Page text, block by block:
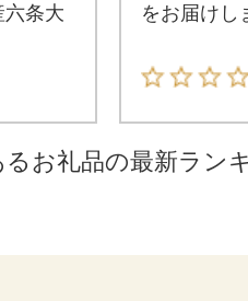
六条大
をお届けし
お礼品の最新ラン